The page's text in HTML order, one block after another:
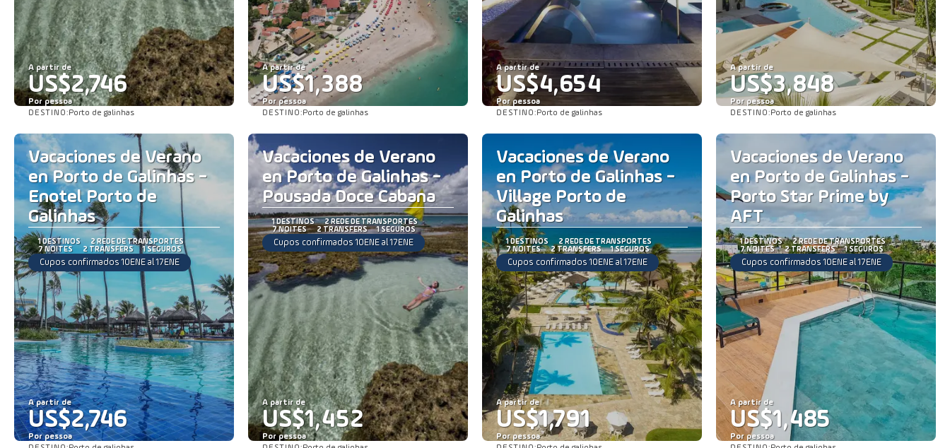
A partir de
US$2,746
Por pessoa
DESTINO: Porto de galinhas
A partir de
US$1,388
Por pessoa
DESTINO: Porto de galinhas
A partir de
US$4,654
Por pessoa
DESTINO: Porto de galinhas
A partir de
US$3,848
Por pessoa
DESTINO: Porto de galinhas
Vacaciones de Verano
en Porto de Galinhas -
Enotel Porto de
Galinhas
1 DESTINOS
2 REDE DE TRANSPORTES
7 NOITES
2 TRANSFERS 1 SEGUROS
Cupos confirmados 10ENE al 17ENE
A partir de
US$2,746
Por pessoa
Vacaciones de Verano
en Porto de Galinhas -
Pousada Doce Cabana
1 DESTINOS
2 REDE DE TRANSPORTES
7 NOITES
2 TRANSFERS 1 SEGUROS
Cupos confirmados 10ENE al 17ENE
A partir de
US$1,452
Por pessoa
Vacaciones de Verano
en Porto de Galinhas -
Village Porto de
Galinhas
1 DESTINOS
2 REDE DE TRANSPORTES
7 NOITES
2 TRANSFERS 1 SEGUROS
Cupos confirmados 10ENE al 17ENE
A partir de
US$1,791
Por pessoa
Vacaciones de Verano
en Porto de Galinhas -
Porto Star Prime by
AFT
1 DESTINOS
2 REDE DE TRANSPORTES
7 NOITES
2 TRANSFERS 1 SEGUROS
Cupos confirmados 10ENE al 17ENE
A partir de
US$1,485
Por pessoa